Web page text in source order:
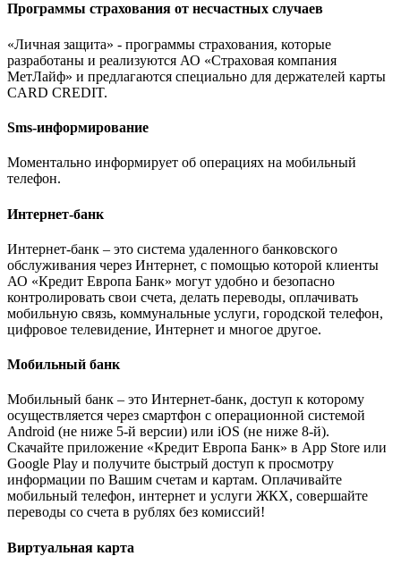
Программы страхования от несчастных случаев
«Личная защита» - программы страхования, которые
разработаны и реализуются АО «Страховая компания
МетЛайф» и предлагаются специально для держателей карты
CARD CREDIT.
Sms-информирование
Моментально информирует об операциях на мобильный
телефон.
Интернет-банк
Интернет-банк – это система удаленного банковского
обслуживания через Интернет, с помощью которой клиенты
АО «Кредит Европа Банк» могут удобно и безопасно
контролировать свои счета, делать переводы, оплачивать
мобильную связь, коммунальные услуги, городской телефон,
цифровое телевидение, Интернет и многое другое.
Мобильный банк
Мобильный банк – это Интернет-банк, доступ к которому
осуществляется через смартфон с операционной системой
Android (не ниже 5-й версии) или iOS (не ниже 8-й).
Скачайте приложение «Кредит Европа Банк» в App Store или
Google Play и получите быстрый доступ к просмотру
информации по Вашим счетам и картам. Оплачивайте
мобильный телефон, интернет и услуги ЖКХ, совершайте
переводы со счета в рублях без комиссий!
Виртуальная карта